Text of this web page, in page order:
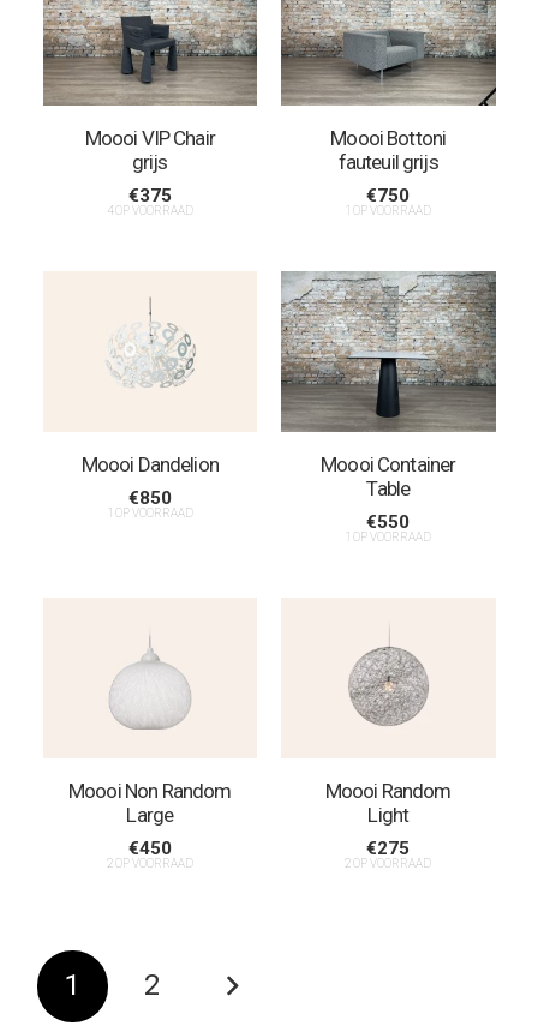
Moooi VIP Chair
grijs
€375
4 OP VOORRAAD
Moooi Bottoni
fauteuil grijs
€750
1 OP VOORRAAD
Moooi Dandelion
€850
1 OP VOORRAAD
Moooi Container
Table
€550
1 OP VOORRAAD
Moooi Non Random
Large
€450
2 OP VOORRAAD
Moooi Random
Light
€275
2 OP VOORRAAD
1 2